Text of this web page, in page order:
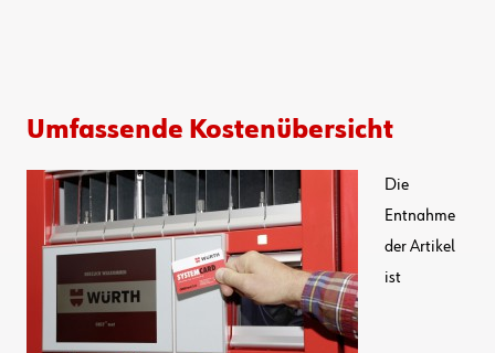
Umfassende Kostenübersicht
Die
Entnahme
der Artikel
ist